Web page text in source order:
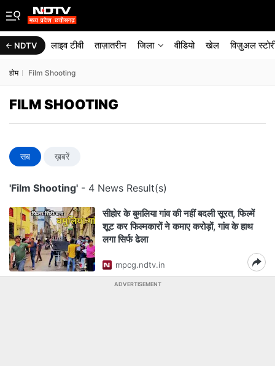
NDTV लाइव टीवी ताज़ातरीन जिला वीडियो खेल विज़ुअल
होम Film Shooting
FILM SHOOTING
सब ख़बरें
'Film Shooting' - 4 News Result(s)
सीहोर के बुमलिया गांव की नहीं बदली सूरत, फिल्में
शूट कर फिल्मकारों ने कमाए करोड़ों, गांव के हाथ
लगा सिर्फ ढेला
mpcg.ndtv.in
ADVERTISEMENT